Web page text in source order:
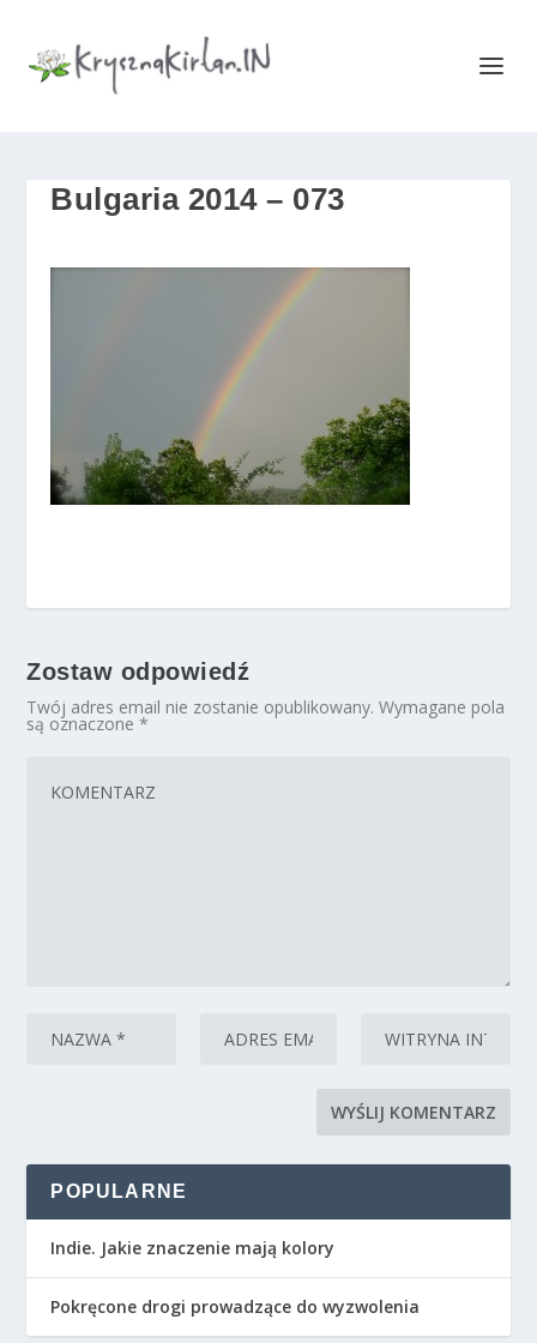
Bulgaria 2014 – 073
Zostaw odpowiedź
Twój adres email nie zostanie opublikowany. Wymagane pola
są oznaczone*
POPULARNE
Indie. Jakie znaczenie mają kolory
Pokręcone drogi prowadzące do wyzwolenia